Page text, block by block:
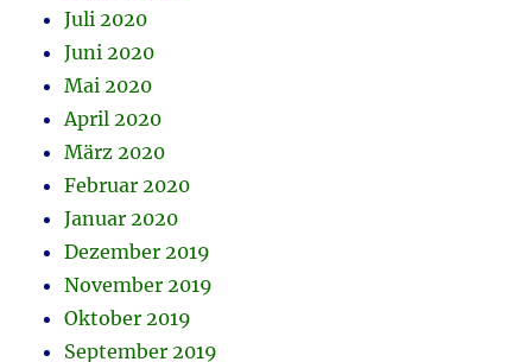
Juli 2020
Juni 2020
Mai 2020
April 2020
März 2020
Februar 2020
Januar 2020
Dezember 2019
November 2019
Oktober 2019
September 2019